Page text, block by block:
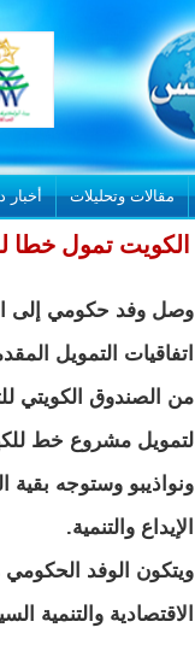
مقالات وتحليلات أخبار
الكويت تمول خطا
وصل وفد حكومي إلى
اتفاقيات التمويل
من الصندوق الكويتي
لتمويل مشروع خط
ونواذيبو وستوجه
الإيداع والتنمية.
ويتكون الوفد
الاقتصادية والتنمية